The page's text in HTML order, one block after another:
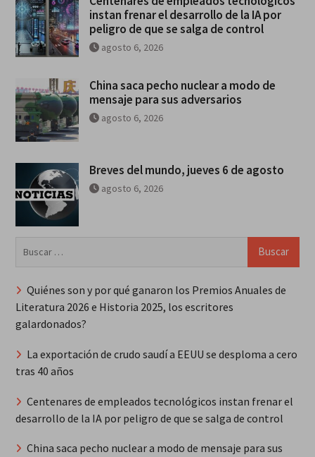
instan frenar el desarrollo de la IA por
peligro de que se salga de control
agosto 6, 2026
China saca pecho nuclear a modo de
mensaje para sus adversarios
agosto 6, 2026
Breves del mundo, jueves 6 de agosto
agosto 6, 2026
Quiénes son y por qué ganaron los Premios Anuales de
Literatura 2026 e Historia 2025, los escritores
galardonados?
La exportación de crudo saudí a EEUU se desploma a cero
tras 40 años
Centenares de empleados tecnológicos instan frenar el
desarrollo de la IA por peligro de que se salga de control
China saca pecho nuclear a modo de mensaje para sus